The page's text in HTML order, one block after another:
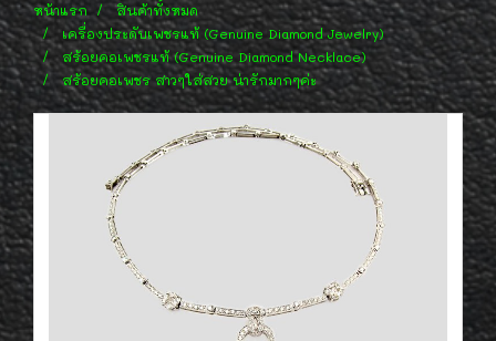
หน้าแรก
สินค้าทั้งหมด
เครื่องประดับเพชรแท้ (Genuine Diamond Jewelry)
สร้อยคอเพชรแท้ (Genuine Diamond Necklace)
สร้อยคอเพชร สาวๆใส่สวย น่ารักมากๆค่ะ